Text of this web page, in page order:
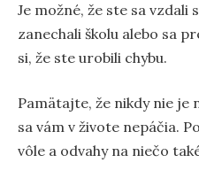
Je možné, že ste sa vzdali
zanechali školu alebo sa
si, že ste urobili chybu.
Pamätajte, že nikdy nie
sa vám v živote nepáčia.
vôle a odvahy na niečo